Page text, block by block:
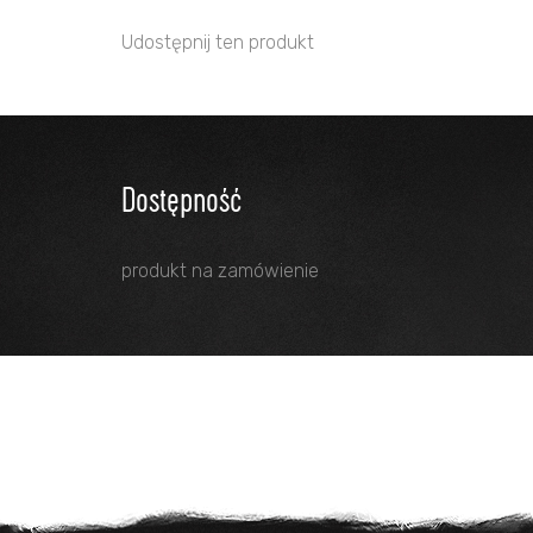
Udostępnij ten produkt
Dostępność
produkt na zamówienie